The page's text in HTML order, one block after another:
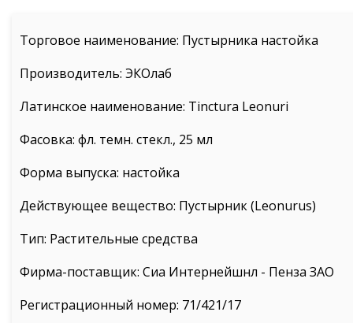
Торговое наименование: Пустырника настойка
Производитель: ЭКОлаб
Латинское наименование: Tinctura Leonuri
Фасовка: фл. темн. стекл., 25 мл
Форма выпуска: настойка
Действующее вещество: Пустырник (Leonurus)
Тип: Растительные средства
Фирма-поставщик: Сиа Интернейшнл - Пенза ЗАО
Регистрационный номер: 71/421/17